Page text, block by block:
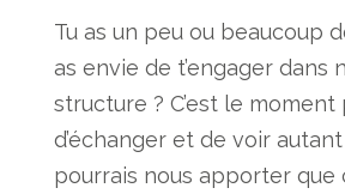
Tu as un peu ou beaucoup
as envie de t’engager dans
structure ? C’est le
d’échanger et de voir
pourrais nous apporter que